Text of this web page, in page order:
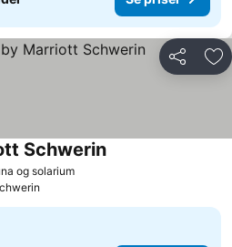
Del
og solarium
Schwerin